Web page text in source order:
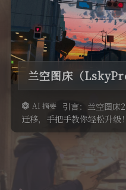
SEO
OS
工具类
开发记录
RSS
兰空图床（
AI 摘要
引言：兰空图床
迁移，手把手教你轻松升级！